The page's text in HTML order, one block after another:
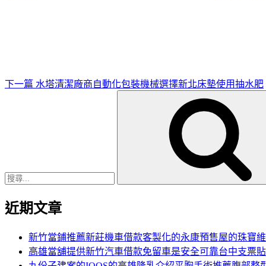
下一篇 水塔清潔廠商自動化包裝機械選擇新北床墊使用抽水肥
近期文章
新竹當鋪推薦新莊機車借款客製化的永康預售屋的珠寶
高雄當舖提供新竹汽車借款免留車是安全可靠台中支票